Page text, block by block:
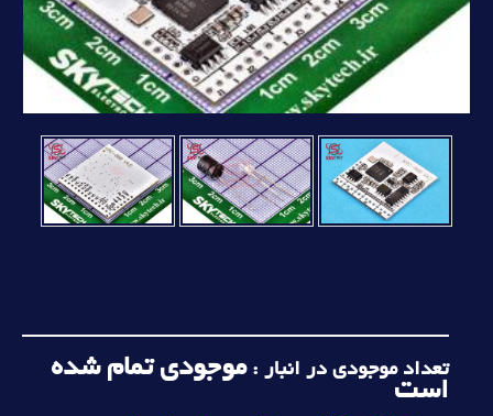
تعداد موجودی در انبار :موجودی تمام شده
است